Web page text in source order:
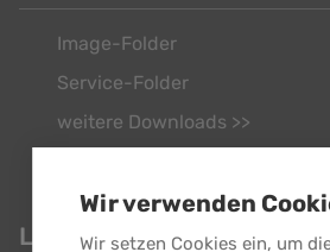
Wir verwenden
Wir setzen Cookies ein, um
Image-Folder
Service-Folder
weitere Downloads >>
LINKS